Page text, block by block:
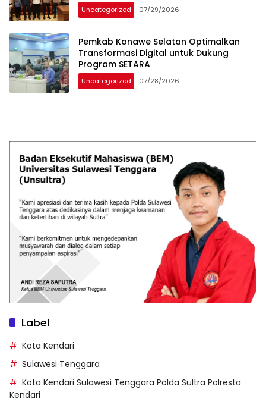
Uncategorized 07/29/2026
Pemkab Konawe Selatan Optimalkan
Transformasi Digital untuk Dukung
Program SETARA
Uncategorized 07/28/2026
Label
Kota Kendari
Sulawesi Tenggara
Kota Kendari Sulawesi Tenggara Polda Sultra Polresta
Kendari